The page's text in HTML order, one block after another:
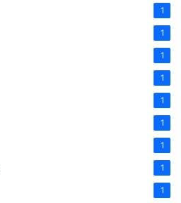
1
1
1
1
1
1
1
1
1